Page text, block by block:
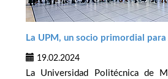
La UPM, un socio primordial para
19.02.2024
La Universidad Politécnica de